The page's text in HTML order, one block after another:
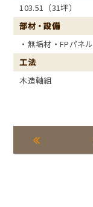
103.51（31坪）
部材・設備
・無垢材・FPパネ
工法
木造軸組